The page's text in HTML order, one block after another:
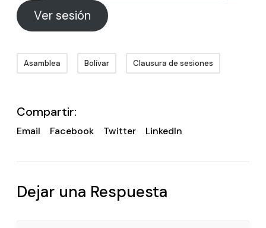
Ver sesión
Asamblea Bolívar Clausura de sesiones
Compartir:
Email Facebook Twitter LinkedIn
Dejar una Respuesta